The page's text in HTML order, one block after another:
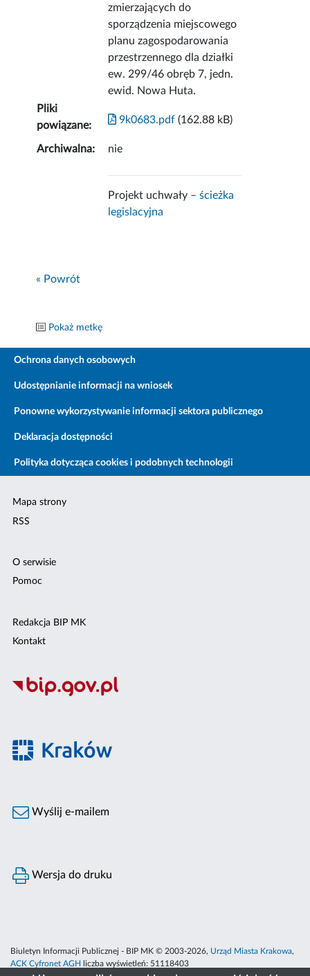
zmierzających do
sporządzenia miejscowego
planu zagospodarowania
przestrzennego dla działki
ew. 299/46 obręb 7, jedn.
ewid. Nowa Huta.
Pliki
powiązane:
9k0683.pdf (162.88 kB)
Archiwalna: nie
Projekt uchwały –ścieżka
legislacyjna
« Powrót
Pokaż metkę
Ochrona danych osobowych
Udostępnianie informacji na wniosek
Ponowne wykorzystywanie informacji sektora publicznego
Deklaracja dostępności
Polityka dotycząca cookies i podobnych technologii
Mapa strony
RSS
O serwisie
Pomoc
Redakcja BIP MK
Kontakt
Wyślij e-mailem
Wersja do druku
Biuletyn Informacji Publicznej - BIP MK © 2003-2026, Urząd Miasta Krakowa,
ACK Cyfronet AGH
liczba wyświetleń: 51118403